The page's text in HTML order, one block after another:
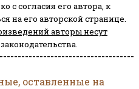
с согласия его автора, к
на его авторской странице.
авторы несут
оставленные на